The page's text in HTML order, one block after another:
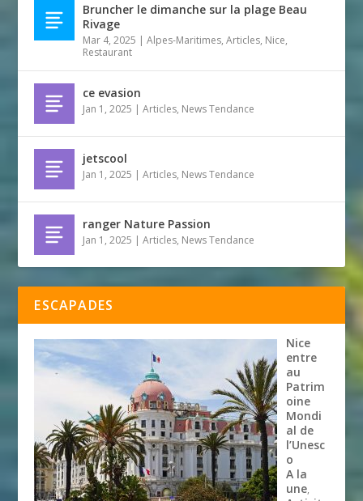
Bruncher le dimanche sur la plage Beau
Rivage
Mar 4, 2025 |Alpes-Maritimes,Articles, Nice,
Restaurant
ce evasion
Jan 1, 2025 |Articles, News Tendance
jetscool
Jan 1, 2025 |Articles, News Tendance
ranger Nature Passion
Jan 1, 2025 |Articles, News Tendance
ESCAPADES
Nice
entre
au
Patrim
oine
Mondi
al de
l’Unesc
o
A la
une,